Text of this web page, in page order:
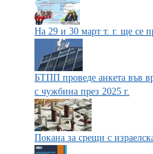
На 29 и 30 март т. г. ще се
БТПП проведе анкета във
с чужбина през 2025 г.
Покана за срещи с